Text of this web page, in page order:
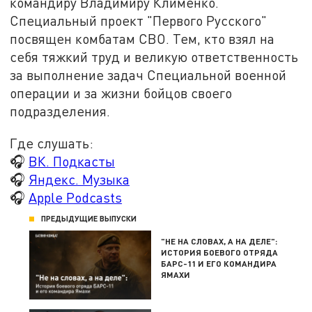
Специальный проект "Первого Русского"
посвящен комбатам СВО. Тем, кто взял на
себя тяжкий труд и великую ответственность
за выполнение задач Специальной военной
операции и за жизни бойцов своего
подразделения.
Где слушать:
🎧 ВК. Подкасты
🎧 Яндекс. Музыка
🎧 Apple Podcasts
ПРЕДЫДУЩИЕ ВЫПУСКИ
"НЕ НА СЛОВАХ, А НА ДЕЛЕ":
ИСТОРИЯ БОЕВОГО ОТРЯДА
БАРС-11 И ЕГО КОМАНДИРА
ЯМАХИ